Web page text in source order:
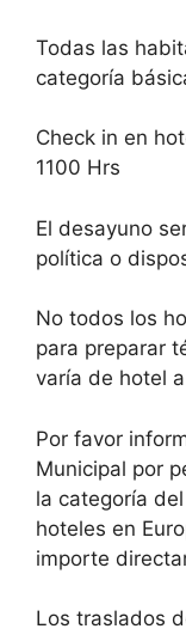
Todas las
categoría
Check in en
1100 Hrs
El desayuno
política o
No todos los
para preparar
varía de hotel
Por favor
Municipal por
la categoría
hoteles en
importe
Los traslados